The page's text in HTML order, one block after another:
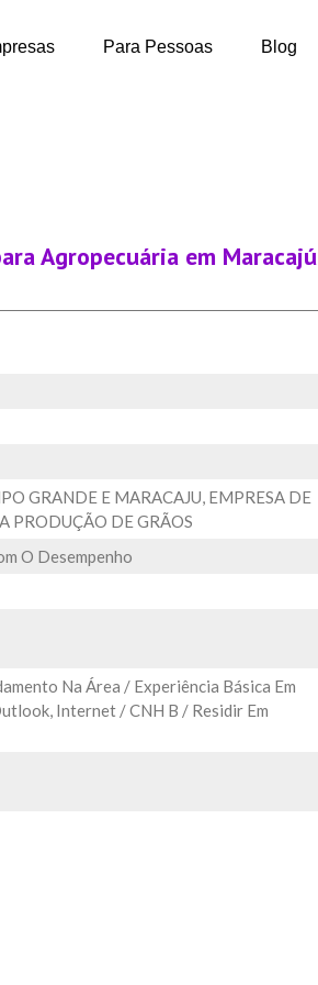
Para Pessoas Blog
Agropecuária em Maracajú
GRANDE E MARACAJU, EMPRESA DE
PRODUÇÃO DE GRÃOS
O Desempenho
Na Área / Experiência Básica Em
Internet / CNH B / Residir Em